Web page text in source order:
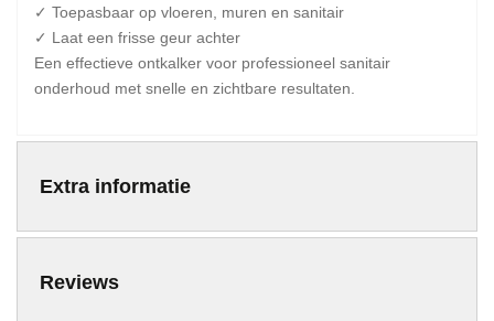
✓ Toepasbaar op vloeren, muren en sanitair
✓ Laat een frisse geur achter
Een effectieve ontkalker voor professioneel sanitair
onderhoud met snelle en zichtbare resultaten.
Extra informatie
Reviews